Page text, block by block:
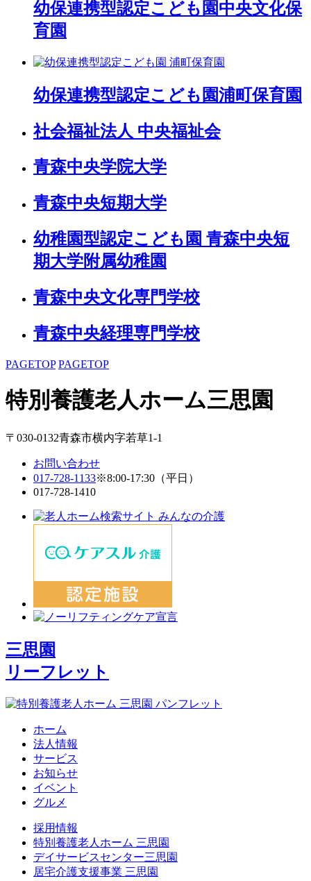
幼保連携型認定こども園中央文化保
育園
幼保連携型認定こども園浦町保育園
社会福祉法人 中央福祉会
青森中央学院大学
青森中央短期大学
幼稚園型認定こども園 青森中央短
期大学附属幼稚園
青森中央文化専門学校
青森中央経理専門学校
PAGETOP PAGETOP
特別養護老人ホーム三思園
〒030-0132青森市横内字若草1-1
お問い合わせ
017-728-1133※8:00-17:30（平日）
017-728-1410
三思園
リーフレット
ホーム
法人情報
サービス
お知らせ
イベント
グルメ
採用情報
特別養護老人ホーム 三思園
デイサービスセンター三思園
居宅介護支援事業 三思園